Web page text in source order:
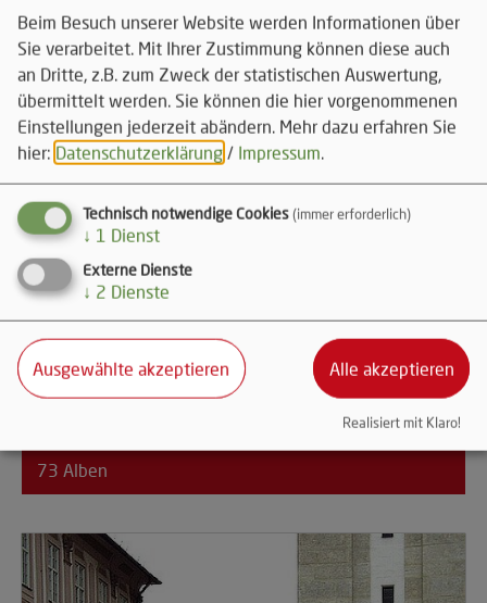
73 Alben
Beim Besuch unserer Website werden Informationen über
Sie verarbeitet. Mit Ihrer Zustimmung können diese auch
an Dritte, z.B. zum Zweck der statistischen Auswertung,
übermittelt werden. Sie können die hier vorgenommenen
Einstellungen jederzeit abändern. Mehr dazu erfahren Sie
hier: Datenschutzerklärung / Impressum.
Technisch notwendige Cookies(immer erforderlich)
↓ 1 Dienst
Externe Dienste
↓ 2 Dienste
Ausgewählte akzeptieren Alle akzeptieren
Realisiert mit Klaro!